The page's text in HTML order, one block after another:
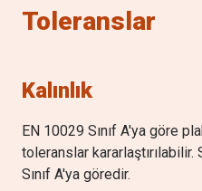
B
0.005
0.43 (0.68)
Toleranslar
Kalınlık
EN 10029 Sınıf A'ya göre
toleranslar kararlaştırılabilir.
Sınıf A'ya göredir.